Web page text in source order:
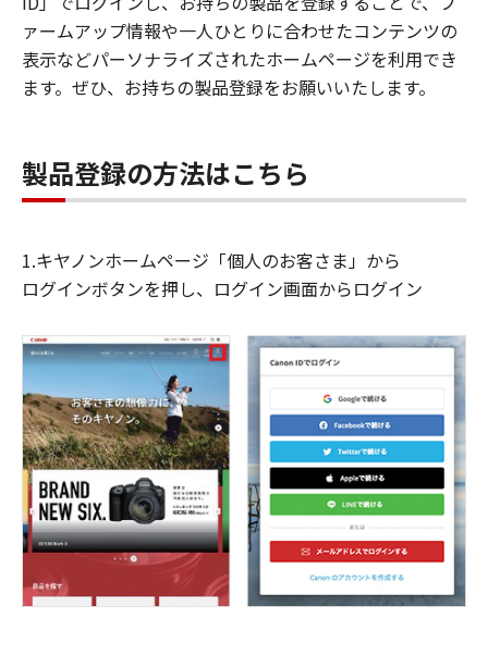
ァームアップ情報や一人ひとりに合わせたコンテンツの
表示などパーソナライズされたホームページを利用でき
ます。ぜひ、お持ちの製品登録をお願いいたします。
製品登録の方法はこちら
1.キヤノンホームページ「個人のお客さま」から
ログインボタンを押し、ログイン画面からログイン